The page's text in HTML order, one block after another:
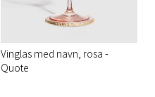
Vinglas med navn, rosa -
Quote